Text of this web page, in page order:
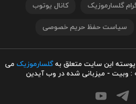
گلسارموزیک کانال یوتوب
سیاست حفظ حریم خصوصی
این سایت متعلق بهگلسارموزیک می
: وبیت - میزبانی شده در وب آیدین